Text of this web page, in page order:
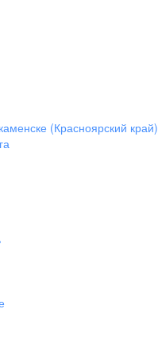
(Красноярский край)